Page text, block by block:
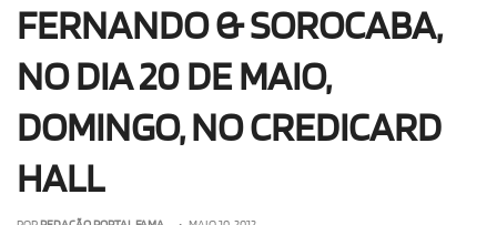
FERNANDO & SOROCABA,
NO DIA 20 DE MAIO,
DOMINGO, NO CREDICARD
HALL